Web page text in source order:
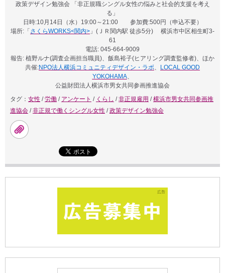
政策デザイン勉強会 「非正規職シングル女性の悩みと社会的支援を考え
る」
日時:10月14日（水）19:00～21:00 参加費:500円（申込不要）
場所:「 さくらWORKS<関内> 」(ＪＲ関内駅 徒歩5分) 横浜市中区相生町3-
61
電話: 045-664-9009
報告: 植野ルナ(調査企画担当職員)、飯島裕子(ヒアリング調査監修者)、ほか
共催:NPO法人横浜コミュニティデザイン・ラボ、
LOCAL GOOD
YOKOHAMA、
公益財団法人横浜市男女共同参画推進協会
タグ： 女性 /労働 / アンケート / くらし /非正規雇用 /横浜市男女共同参画推
進協会 /非正規で働くシングル女性 /政策デザイン勉強会